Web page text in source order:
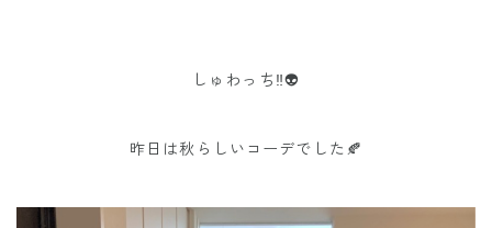
しゅわっち‼️👽
昨日は秋らしいコーデでした🍂